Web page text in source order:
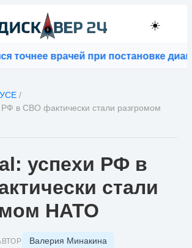
☀️
врачей при постановке
/
РФ в СВО фактически стали разгромом
успехи РФ в
стали
НАТО
Валерия Минакина